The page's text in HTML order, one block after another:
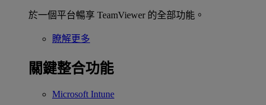
於一個平台暢享 TeamViewer 的全部功能。
瞭解更多
關鍵整合功能
Microsoft Intune